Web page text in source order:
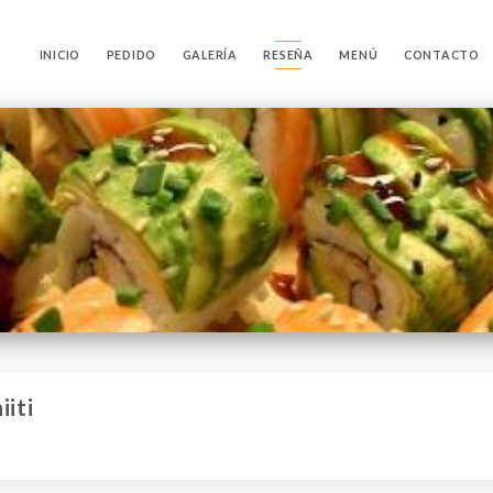
INICIO PEDIDO GALERÍA RESEÑA MENÚ CONTACTO